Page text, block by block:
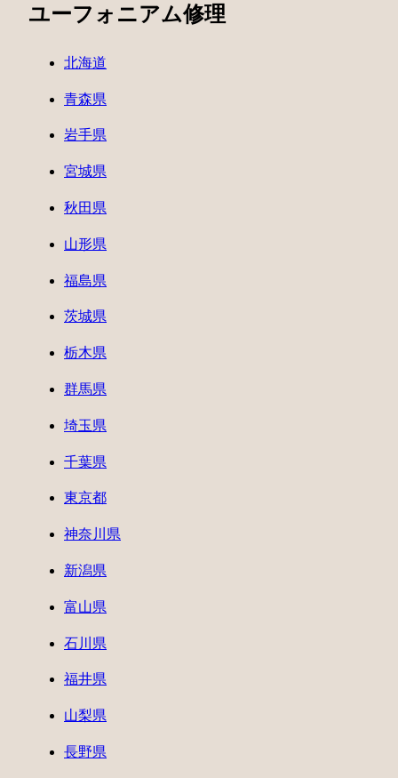
ユーフォニアム修理
北海道
青森県
岩手県
宮城県
秋田県
山形県
福島県
茨城県
栃木県
群馬県
埼玉県
千葉県
東京都
神奈川県
新潟県
富山県
石川県
福井県
山梨県
長野県